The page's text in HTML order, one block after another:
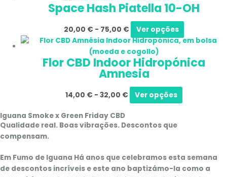
Space Hash Piatella 10-OH
20,00 € - 75,00 € Ver opções
Flor CBD Indoor Hidropónica
Amnesia
14,00 € - 32,00 € Ver opções
Iguana Smoke x Green Friday CBD
Qualidade real. Boas vibrações. Descontos que
compensam.
Em Fumo de Iguana Há anos que celebramos esta semana
de descontos incríveis e este ano baptizámo-la como a